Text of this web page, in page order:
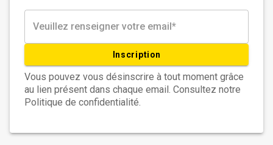
Inscription
Vous pouvez vous désinscrire à tout moment grâce
au lien présent dans chaque email. Consultez notre
Politique de confidentialité.